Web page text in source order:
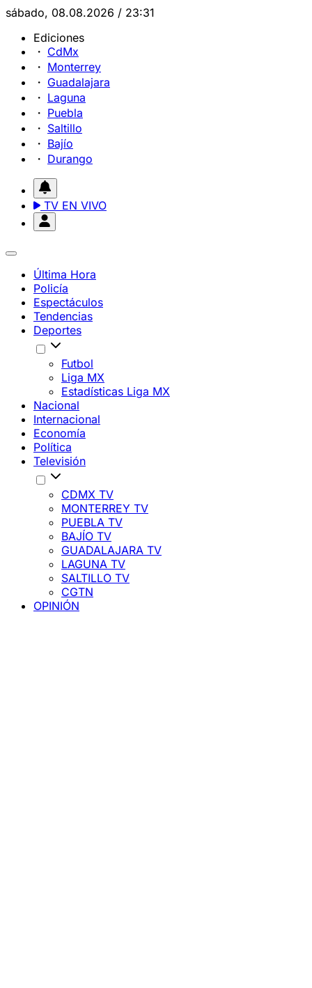
sábado, 08.08.2026 / 23:31
Ediciones
CdMx
Monterrey
Guadalajara
Laguna
Puebla
Saltillo
Bajío
Durango
TV EN VIVO
Última Hora
Policía
Espectáculos
Tendencias
Deportes
Futbol
Liga MX
Estadísticas Liga MX
Nacional
Internacional
Economía
Política
Televisión
CDMX TV
MONTERREY TV
PUEBLA TV
BAJÍO TV
GUADALAJARA TV
LAGUNA TV
SALTILLO TV
CGTN
OPINIÓN